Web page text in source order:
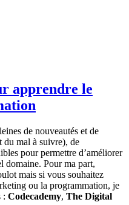
apprendre le
de nouveautés et de
du mal à suivre), de
pour permettre d’améliorer
domaine. Pour ma part,
mais si vous souhaitez
ou la programmation, je
: Codecademy, The Digital